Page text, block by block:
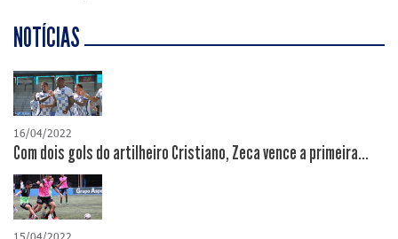
NOTÍCIAS
16/04/2022
Com dois gols do artilheiro Cristiano, Zeca vence a primeira...
15/04/2022